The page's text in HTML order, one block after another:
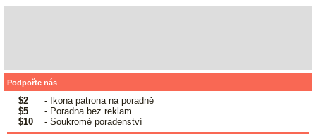
Podpořte nás
$2
- Ikona patrona na poradně
$5
- Poradna bez reklam
$10
- Soukromé poradenství